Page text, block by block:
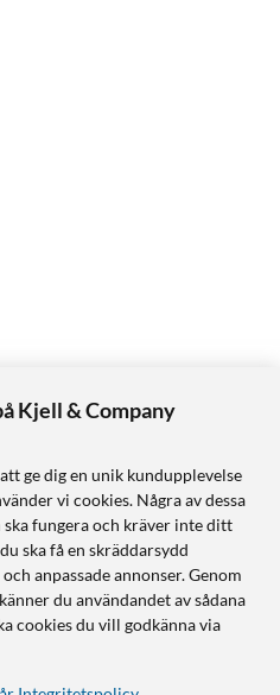
Kjell & Company
ge dig en unik kundupplevelse
vi cookies. Några av dessa
fungera och kräver inte ditt
ska få en skräddarsydd
anpassade annonser. Genom
du användandet av sådana
cookies du vill godkänna via